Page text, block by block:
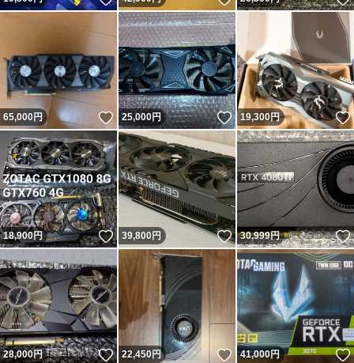
65,000円 いいね！
25,000円 いいね！
19,300円
18,900円 いいね！
39,800円 いいね！
30,999円
28,000円 いいね！
22,450円 いいね！
41,000円